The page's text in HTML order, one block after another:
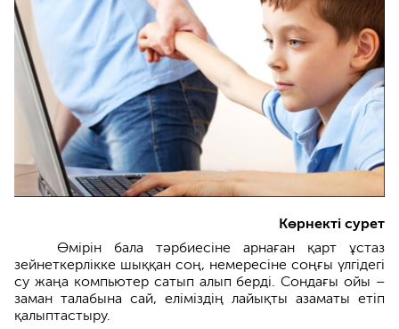
Көрнекті сурет
Өмірін бала тәрбиесіне арнаған қарт ұстаз
зейнеткерлікке шыққан соң, немересіне соңғы үлгідегі
су жаңа компьютер сатып алып берді. Сондағы ойы –
заман талабына сай, еліміздің лайықты азаматы етіп
қалыптастыру.